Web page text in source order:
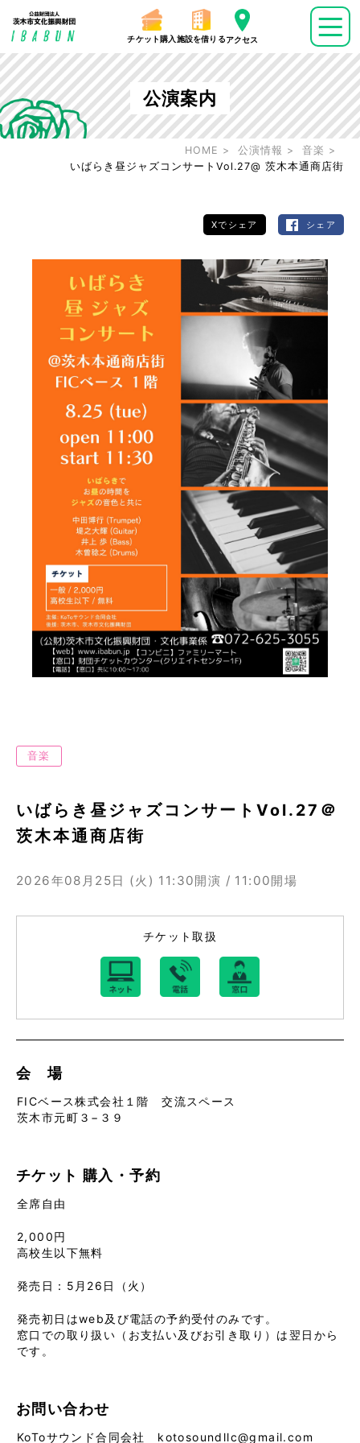
チケット購入 施設を借りるアクセス
公演案内
HOME 公演情報
音楽
いばらき昼ジャズコンサートVol.27@ 茨木本通商店街
Xでシェア シェア
音楽
いばらき昼ジャズコンサートVol.27＠
茨木本通商店街
2026年08月25日 (火) 11:30開演 / 11:00開場
チケット取扱
会 場
FICベース株式会社１階 交流スペース
茨木市元町３−３９
チケット 購入・予約
全席自由
2,000円
高校生以下無料
発売日：5月26日（火）
発売初日はweb及び電話の予約受付のみです。
窓口での取り扱い（お支払い及びお引き取り）は翌日から
です。
お問い合わせ
KoToサウンド合同会社 kotosoundllc@gmail.com